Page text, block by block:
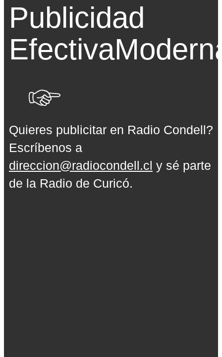
Publicidad
Efectiva
Quieres publicitar en Radio Condell?
Escríbenos a
direccion@radiocondell.cl y sé parte
de la Radio de Curicó.